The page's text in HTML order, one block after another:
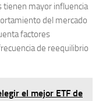
tienen mayor influencia
del mercado
factores
de reequilibrio
el mejor ETF de